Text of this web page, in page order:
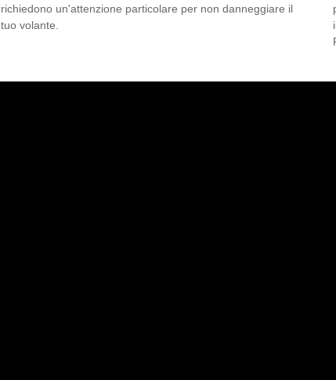
richiedono un'attenzione particolare per non danneggiare il
tuo volante.